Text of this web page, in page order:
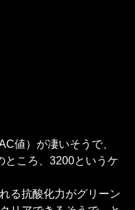
値）が凄いそうで、
ところ、3200というケ
る抗酸化力がグリーン